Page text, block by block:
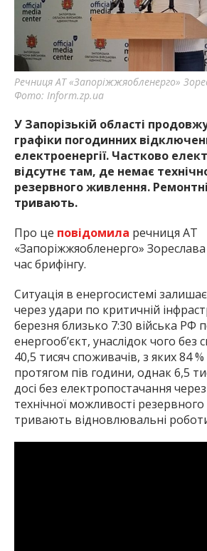
найважливішу
міста
Речниця АТ «Запоріжжяобленерго»
Фото: Inform.zp.ua
У Запорізькій області
графіки погодинних
електроенергії. Частково
відсутнє там, де немає
резервного живлення.
тривають.
Про це повідомила речниця АТ
«Запоріжжяобленерго»
час брифінгу.
Ситуація в енергосистемі
через удари по критичній
березня близько 7:30 війська РФ
енергооб’єкт, унаслідок чого без
40,5 тисяч споживачів, з яких 84
протягом пів години, однак 6,5
досі без електропостачання через
технічної можливості
тривають відновлювальні